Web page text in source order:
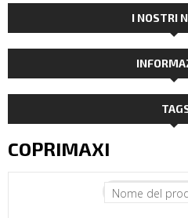
I NOSTRI
COPRIMAXI